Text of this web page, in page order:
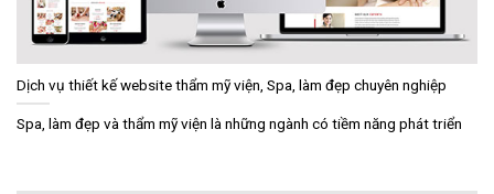
Dịch vụ thiết kế website thẩm mỹ viện, Spa, làm đẹp chuyên nghiệp
Spa, làm đẹp và thẩm mỹ viện là những ngành có tiềm năng phát triển